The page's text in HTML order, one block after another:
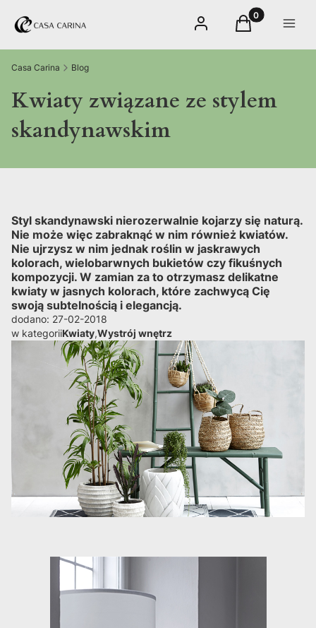
Zaloguj sięProdukty w
Koszyk Menu
Casa Carina Blog
Kwiaty związane ze stylem
skandynawskim
Styl skandynawski nierozerwalnie kojarzy się naturą.
Nie może więc zabraknąć w nim również kwiatów.
Nie ujrzysz w nim jednak roślin w jaskrawych
kolorach, wielobarwnych bukietów czy fikuśnych
kompozycji. W zamian za to otrzymasz delikatne
kwiaty w jasnych kolorach, które zachwycą Cię
swoją subtelnością i elegancją.
dodano: 27-02-2018
w kategoriiKwiaty,Wystrój wnętrz